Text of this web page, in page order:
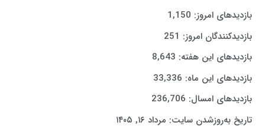
بازدیدهای امروز: 1,150
بازدیدکنندگان امروز: 251
بازدیدهای این هفته: 8,643
بازدیدهای این ماه: 33,336
بازدیدهای امسال: 236,706
تاریخ به‌روزشدن سایت: مرداد ۱۶, ۱۴۰۵